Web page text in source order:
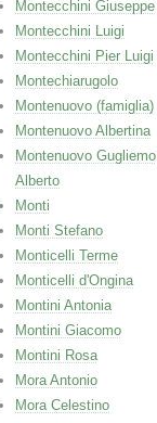
Montecchini Giuseppe
Montecchini Luigi
Montecchini Pier Luigi
Montechiarugolo
Montenuovo (famiglia)
Montenuovo Albertina
Montenuovo Gugliemo
Alberto
Monti
Monti Stefano
Monticelli Terme
Monticelli d'Ongina
Montini Antonia
Montini Giacomo
Montini Rosa
Mora Antonio
Mora Celestino